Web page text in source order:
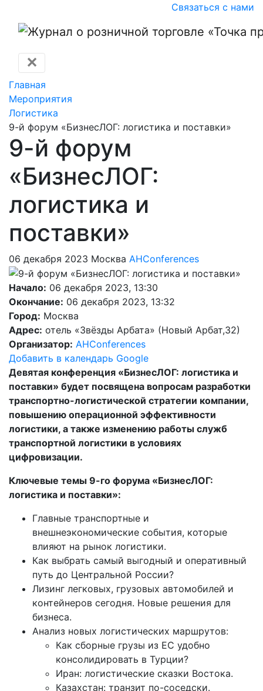
Связаться с нами
✕
Главная
Мероприятия
Логистика
9-й форум «БизнесЛОГ: логистика и поставки»
9-й форум
«БизнесЛОГ:
логистика и
поставки»
06 декабря 2023 Москва AHConferences
Начало: 06 декабря 2023, 13:30
Окончание: 06 декабря 2023, 13:32
Город: Москва
Адрес: отель «Звёзды Арбата» (Новый Арбат,32)
Организатор: AHConferences
Добавить в календарь Google
Девятая конференция «БизнесЛОГ: логистика и
поставки» будет посвящена вопросам разработки
транспортно-логистической стратегии компании,
повышению операционной эффективности
логистики, а также изменению работы служб
транспортной логистики в условиях
цифровизации.
Ключевые темы 9-го форума «БизнесЛОГ:
логистика и поставки»:
Главные транспортные и
внешнеэкономические события, которые
влияют на рынок логистики.
Как выбрать самый выгодный и оперативный
путь до Центральной России?
Лизинг легковых, грузовых автомобилей и
контейнеров сегодня. Новые решения для
бизнеса.
Анализ новых логистических маршрутов:
Как сборные грузы из ЕC удобно
консолидировать в Турции?
Иран: логистические сказки Востока.
Казахстан: транзит по-соседски.